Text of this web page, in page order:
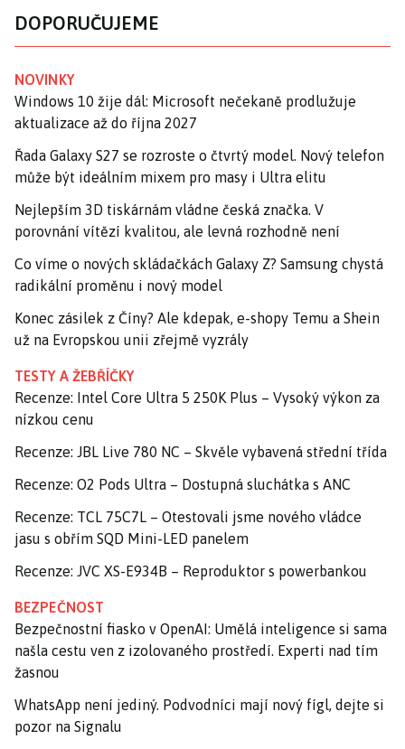
DOPORUČUJEME
NOVINKY
Windows 10 žije dál: Microsoft nečekaně prodlužuje
aktualizace až do října 2027
Řada Galaxy S27 se rozroste o čtvrtý model. Nový telefon
může být ideálním mixem pro masy i Ultra elitu
Nejlepším 3D tiskárnám vládne česká značka. V
porovnání vítězí kvalitou, ale levná rozhodně není
Co víme o nových skládačkách Galaxy Z? Samsung chystá
radikální proměnu i nový model
Konec zásilek z Číny? Ale kdepak, e-shopy Temu a Shein
už na Evropskou unii zřejmě vyzrály
TESTY A ŽEBŘÍČKY
Recenze: Intel Core Ultra 5 250K Plus – Vysoký výkon za
nízkou cenu
Recenze: JBL Live 780 NC – Skvěle vybavená střední třída
Recenze: O2 Pods Ultra – Dostupná sluchátka s ANC
Recenze: TCL 75C7L – Otestovali jsme nového vládce
jasu s obřím SQD Mini-LED panelem
Recenze: JVC XS-E934B – Reproduktor s powerbankou
BEZPEČNOST
Bezpečnostní fiasko v OpenAI: Umělá inteligence si sama
našla cestu ven z izolovaného prostředí. Experti nad tím
žasnou
WhatsApp není jediný. Podvodníci mají nový fígl, dejte si
pozor na Signalu